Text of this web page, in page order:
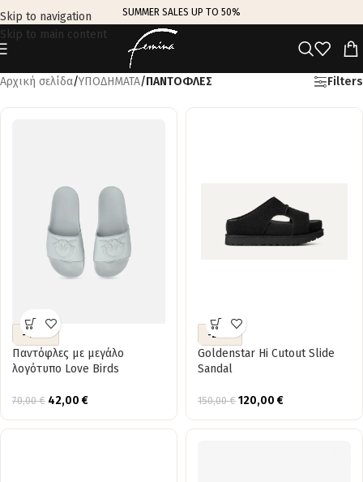
Skip to navigation
Skip to main content
SUMMER SALES UP TO 50%
Αρχική σελίδα/ΥΠΟΔΗΜΑΤΑ/ΠΑΝΤΟΦΛΕΣ Filters
-40%
Παντόφλες με μεγάλο
λογότυπο Love Birds
70,00€ 42,00 €
-20%
Goldenstar Hi Cutout Slide
Sandal
150,00€ 120,00 €